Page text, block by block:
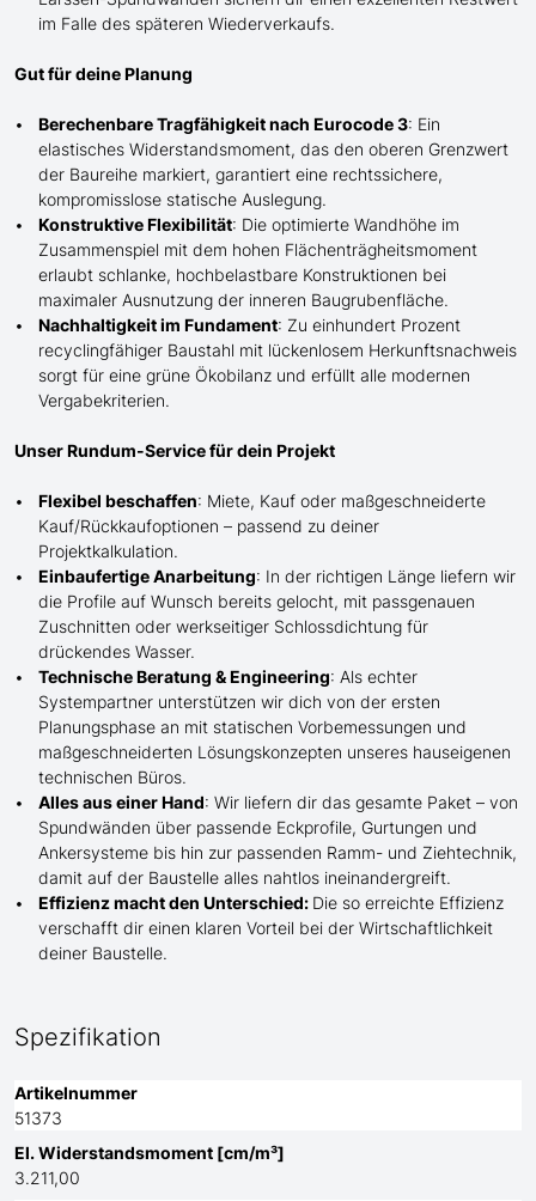
im Falle des späteren Wiederverkaufs.
Gut für deine Planung
Berechenbare Tragfähigkeit nach Eurocode 3: Ein
elastisches Widerstandsmoment, das den oberen Grenzwert
der Baureihe markiert, garantiert eine rechtssichere,
kompromisslose statische Auslegung.
Konstruktive Flexibilität: Die optimierte Wandhöhe im
Zusammenspiel mit dem hohen Flächenträgheitsmoment
erlaubt schlanke, hochbelastbare Konstruktionen bei
maximaler Ausnutzung der inneren Baugrubenfläche.
Nachhaltigkeit im Fundament: Zu einhundert Prozent
recyclingfähiger Baustahl mit lückenlosem Herkunftsnachweis
sorgt für eine grüne Ökobilanz und erfüllt alle modernen
Vergabekriterien.
Unser Rundum-Service für dein Projekt
Flexibel beschaffen: Miete, Kauf oder maßgeschneiderte
Kauf/Rückkaufoptionen – passend zu deiner
Projektkalkulation.
Einbaufertige Anarbeitung: In der richtigen Länge liefern wir
die Profile auf Wunsch bereits gelocht, mit passgenauen
Zuschnitten oder werkseitiger Schlossdichtung für
drückendes Wasser.
Technische Beratung & Engineering: Als echter
Systempartner unterstützen wir dich von der ersten
Planungsphase an mit statischen Vorbemessungen und
maßgeschneiderten Lösungskonzepten unseres hauseigenen
technischen Büros.
Alles aus einer Hand: Wir liefern dir das gesamte Paket – von
Spundwänden über passende Eckprofile, Gurtungen und
Ankersysteme bis hin zur passenden Ramm- und Ziehtechnik,
damit auf der Baustelle alles nahtlos ineinandergreift.
Effizienz macht den Unterschied: Die so erreichte Effizienz
verschafft dir einen klaren Vorteil bei der Wirtschaftlichkeit
deiner Baustelle.
Spezifikation
Artikelnummer
51373
El. Widerstandsmoment [cm/m³]
3.211,00